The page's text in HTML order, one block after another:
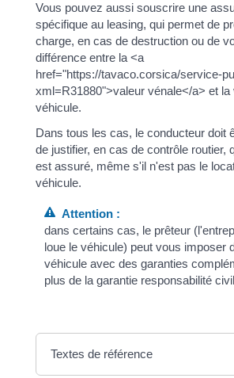
Vous pouvez aussi souscrire une
spécifique au leasing, qui permet de
charge, en cas de destruction ou de
différence entre la <a
href="https://tavaco.corsica/service-
xml=R31880">valeur vénale</a> et la
véhicule.
Dans tous les cas, le conducteur doit
de justifier, en cas de contrôle routier,
est assuré, même s'il n'est pas le
véhicule.
Attention :
dans certains cas, le prêteur
loue le véhicule) peut vous imposer
véhicule avec des garanties
plus de la garantie responsabilité
Textes de référence